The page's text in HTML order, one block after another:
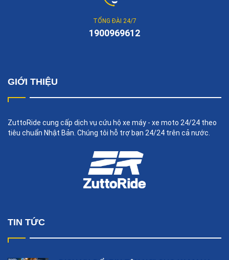
TỔNG ĐÀI 24/7
1900969612
GIỚI THIỆU
ZuttoRide cung cấp dịch vụ cứu hộ xe máy - xe moto 24/24 theo
tiêu chuẩn Nhật Bản. Chúng tôi hỗ trợ bạn 24/24 trên cả nước.
TIN TỨC